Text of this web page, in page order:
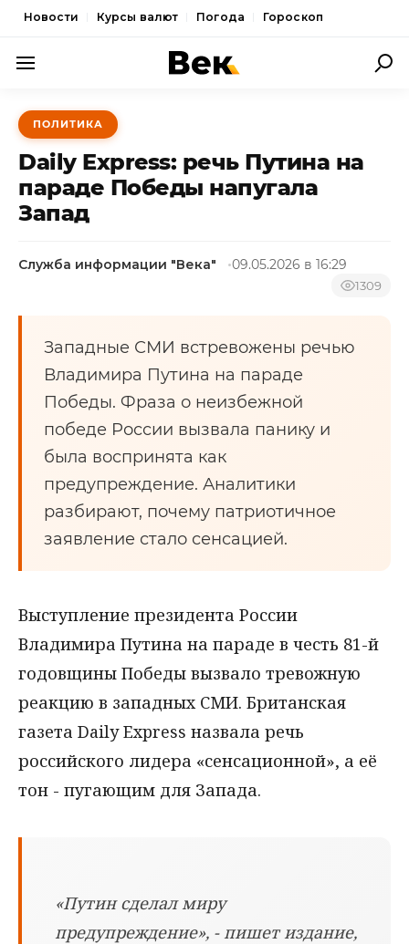
Новости Курсы валют Погода Гороскоп
ПОЛИТИКА
ЭКОНОМИКА
ОБЩЕСТВО
СПОРТ
ПОЛИТИКА
Daily Express: речь Путина на
параде Победы напугала
Запад
Служба информации "Века" 09.05.2026 в 16:29
1309
Западные СМИ встревожены речью
Владимира Путина на параде
Победы. Фраза о неизбежной
победе России вызвала панику и
была воспринята как
предупреждение. Аналитики
разбирают, почему патриотичное
заявление стало сенсацией.
Выступление президента России
Владимира Путина на параде в честь 81-й
годовщины Победы вызвало тревожную
реакцию в западных СМИ. Британская
газета Daily Express назвала речь
российского лидера «сенсационной», а её
тон - пугающим для Запада.
«Путин сделал миру
предупреждение», - пишет издание,